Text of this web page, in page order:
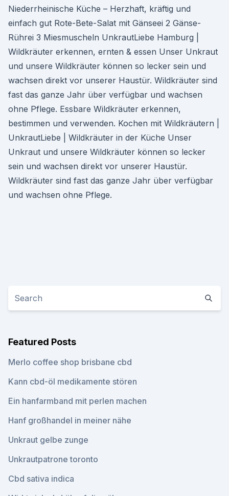
Niederrheinische Küche – Herzhaft, kräftig und
einfach gut Rote-Bete-Salat mit Gänseei 2 Gänse-
Rührei 3 Miesmuscheln UnkrautLiebe Hamburg |
Wildkräuter erkennen, ernten & essen Unser Unkraut
und unsere Wildkräuter können so lecker sein und
wachsen direkt vor unserer Haustür. Wildkräuter sind
fast das ganze Jahr über verfügbar und wachsen
ohne Pflege. Essbare Wildkräuter erkennen,
bestimmen und verwenden. Kochen mit Wildkräutern |
UnkrautLiebe | Wildkräuter in der Küche Unser
Unkraut und unsere Wildkräuter können so lecker
sein und wachsen direkt vor unserer Haustür.
Wildkräuter sind fast das ganze Jahr über verfügbar
und wachsen ohne Pflege.
Featured Posts
Merlo coffee shop brisbane cbd
Kann cbd-öl medikamente stören
Ein hanfarmband mit perlen machen
Hanf großhandel in meiner nähe
Unkraut gelbe zunge
Unkrautpatrone toronto
Cbd sativa indica